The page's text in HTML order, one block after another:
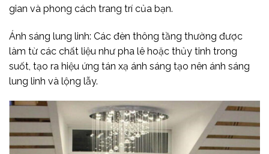
gian và phong cách trang trí của bạn.
Ánh sáng lung linh: Các đèn thông tầng thường được
làm từ các chất liệu như pha lê hoặc thủy tinh trong
suốt, tạo ra hiệu ứng tán xạ ánh sáng tạo nên ánh sáng
lung linh và lộng lẫy.